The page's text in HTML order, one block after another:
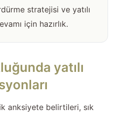
stratejisi ve yatılı
için hazırlık.
yatılı
anksiyete belirtileri, sık